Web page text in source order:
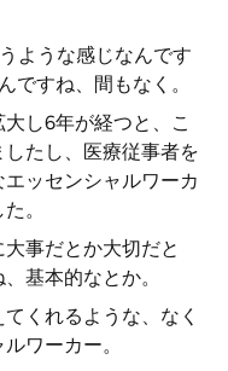
ような感じなんです
ですね、間もなく。
し6年が経つと、こ
たし、医療従事者を
ッセンシャルワーカ
。
事だとか大切だと
基本的なとか。
くれるような、なく
ワーカー。